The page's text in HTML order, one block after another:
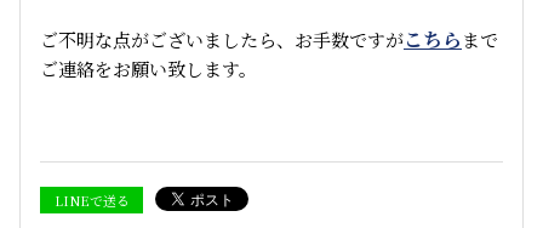
ご不明な点がございましたら、お手数ですがこちらまで
ご連絡をお願い致します。
LINEで送る